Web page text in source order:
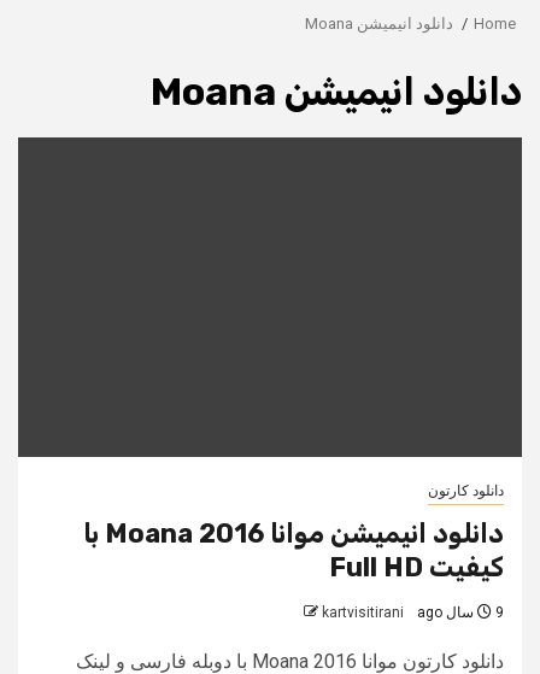
Home دانلود انیمیشن Moana
دانلود انیمیشن Moana
دانلود کارتون
دانلود انیمیشن موانا Moana 2016 با
کیفیت Full HD
9 سال ago kartvisitirani
دانلود کارتون موانا Moana 2016 با دوبله فارسی و لینک